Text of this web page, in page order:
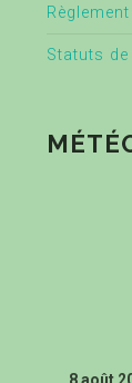
Statuts